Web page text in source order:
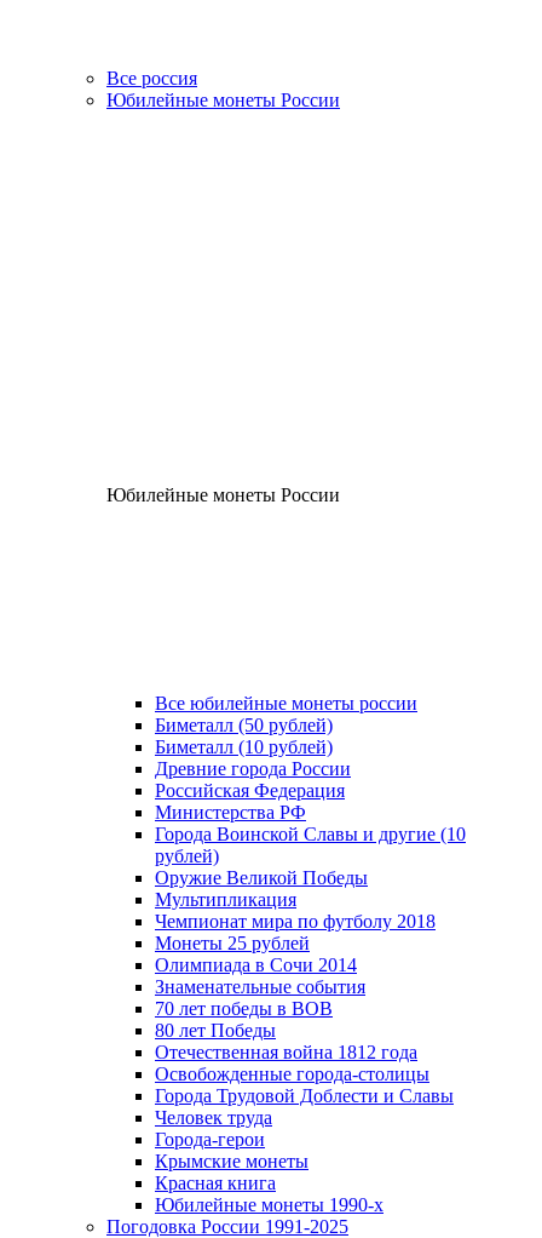
Все россия
Юбилейные монеты России
Юбилейные монеты России
Все юбилейные монеты россии
Биметалл (50 рублей)
Биметалл (10 рублей)
Древние города России
Российская Федерация
Министерства РФ
Города Воинской Славы и другие (10
рублей)
Оружие Великой Победы
Мультипликация
Чемпионат мира по футболу 2018
Монеты 25 рублей
Олимпиада в Сочи 2014
Знаменательные события
70 лет победы в ВОВ
80 лет Победы
Отечественная война 1812 года
Освобожденные города-столицы
Города Трудовой Доблести и Славы
Человек труда
Города-герои
Крымские монеты
Красная книга
Юбилейные монеты 1990-х
Погодовка России 1991-2025